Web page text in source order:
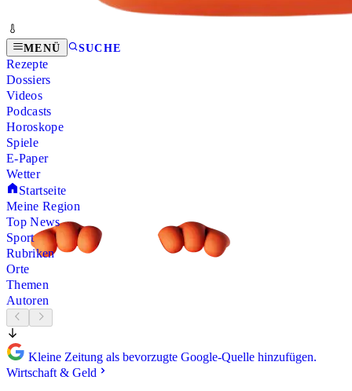
MENÜ SUCHE
Rezepte
Dossiers
Videos
Podcasts
Horoskope
Spiele
E-Paper
Wetter
Startseite
Meine Region
Top News
Sport
Rubriken
Orte
Themen
Autoren
Kleine Zeitung als bevorzugte Google-Quelle hinzufügen.
Wirtschaft & Geld